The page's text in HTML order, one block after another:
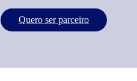
Quero ser parceiro